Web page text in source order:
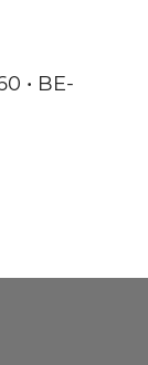
• BE-